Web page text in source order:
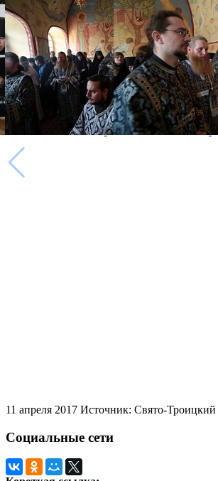
11 апреля 2017 Источник: Свято-
Социальные сети